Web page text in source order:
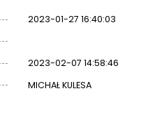
2023-01-27 16:40:03
2023-02-07 14:58:46
MICHAŁ KULESA